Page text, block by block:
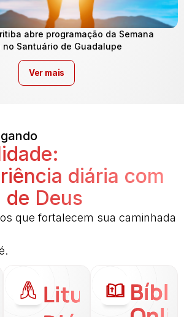
abre programação da Semana
Santuário de Guadalupe
Ver mais
diária com
de Deus
que fortalecem sua caminhada
Liturgia